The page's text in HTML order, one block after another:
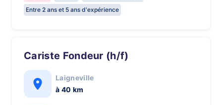
Entre 2 ans et 5 ans d'expérience
Cariste Fondeur (h/f)
Laigneville
à 40 km